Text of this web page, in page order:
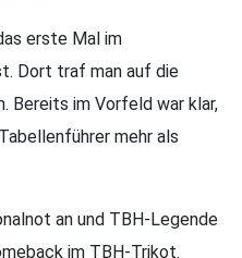
erste Mal im
Dort traf man auf die
Bereits im Vorfeld war klar,
mehr als
an und TBH-Legende
im TBH-Trikot.